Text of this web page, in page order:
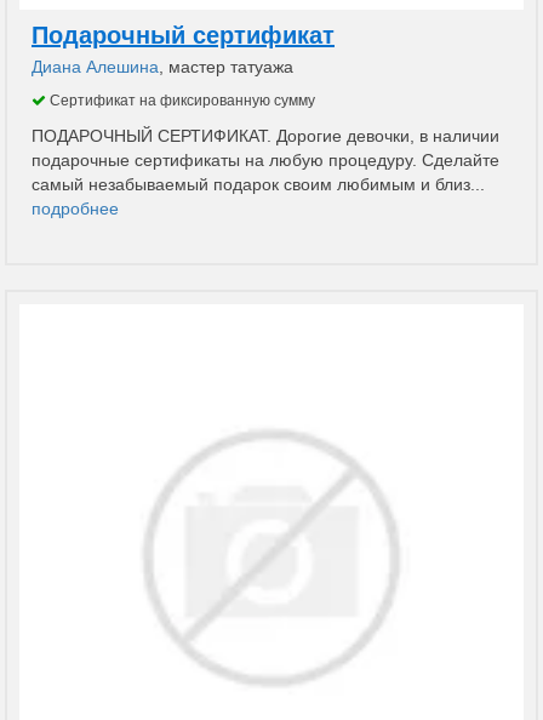
Подарочный сертификат
Диана Алешина , мастер татуажа
Сертификат на фиксированную сумму
ПОДАРОЧНЫЙ СЕРТИФИКАТ. Дорогие девочки, в наличии
подарочные сертификаты на любую процедуру. Сделайте
самый незабываемый подарок своим любимым и близ...
подробнее